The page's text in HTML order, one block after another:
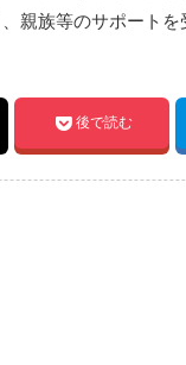
親族等のサポート
後で読む